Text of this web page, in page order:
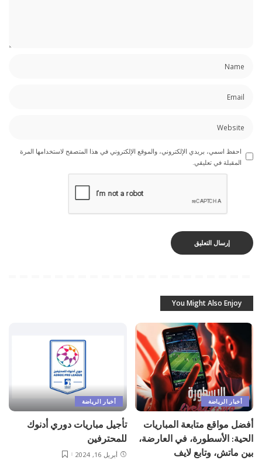
احفظ اسمي، بريدي الإلكتروني، والموقع الإلكتروني في هذا المتصفح لاستخدامها المرة
المقبلة في تعليقي.
You Might Also Enjoy
أخبار الرياضة
أفضل مواقع متابعة المباريات
الحية: الأسطورة، في العارضة،
بين ماتش، وتابع لايف
أخبار الرياضة
تأجيل مباريات دوري أدنوك
للمحترفين
أبريل 16, 2024